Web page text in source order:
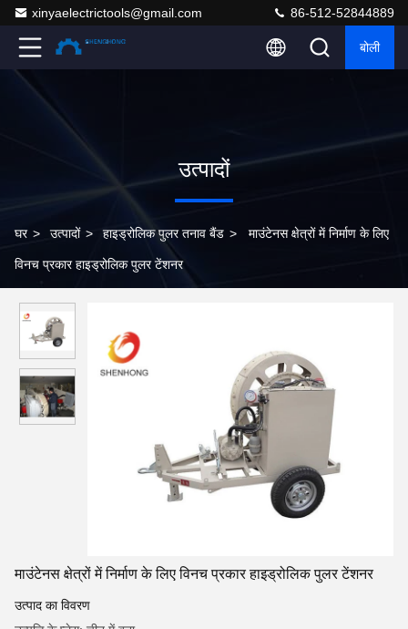
xinyaelectrictools@gmail.com 86-512-52844889
बोली
उत्पादों
घर > उत्पादों > हाइड्रोलिक पुलर तनाव बैंड > माउंटेनस क्षेत्रों में निर्माण के लिए
विनच प्रकार हाइड्रोलिक पुलर टेंशनर
माउंटेनस क्षेत्रों में निर्माण के लिए विनच प्रकार हाइड्रोलिक पुलर टेंशनर
उत्पाद का विवरण